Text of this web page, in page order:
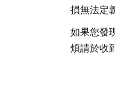
損無法定
如果您發
煩請於收